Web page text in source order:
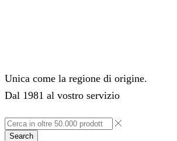
Unica come la regione di origine.
Dal 1981 al vostro servizio
Search